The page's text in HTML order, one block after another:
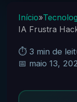
Início»
IA Frustra
⏱️ 3 min de
📅 maio 13,